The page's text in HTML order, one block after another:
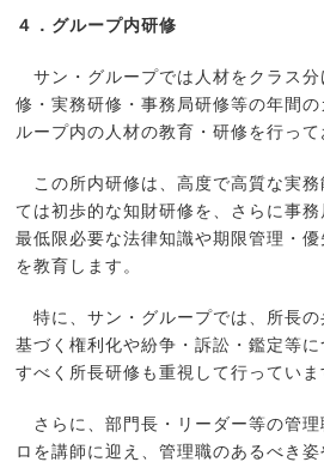
４．グループ内研修
サン・グループでは人材をクラス
修・実務研修・事務局研修等の年間
ループ内の人材の教育・研修を行って
この所内研修は、高度で高質な実務
ては初歩的な知財研修を、さらに事
最低限必要な法律知識や期限管理・
を教育します。
特に、サン・グループでは、所長の
基づく権利化や紛争・訴訟・鑑定等
すべく所長研修も重視して行っていま
さらに、部門長・リーダー等の管
ロを講師に迎え、管理職のあるべき